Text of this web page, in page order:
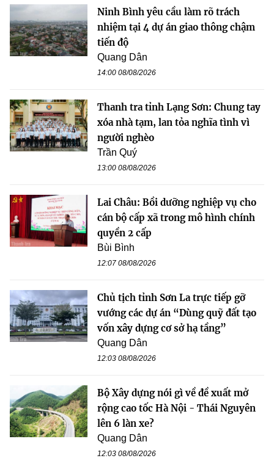
Ninh Bình yêu cầu làm rõ trách
nhiệm tại 4 dự án giao thông chậm
tiến độ
Quang Dân
14:00 08/08/2026
Thanh tra tỉnh Lạng Sơn: Chung tay
xóa nhà tạm, lan tỏa nghĩa tình vì
người nghèo
Trần Quý
13:00 08/08/2026
Lai Châu: Bồi dưỡng nghiệp vụ cho
cán bộ cấp xã trong mô hình chính
quyền 2 cấp
Bùi Bình
12:07 08/08/2026
Chủ tịch tỉnh Sơn La trực tiếp gỡ
vướng các dự án “Dùng quỹ đất tạo
vốn xây dựng cơ sở hạ tầng”
Quang Dân
12:03 08/08/2026
Bộ Xây dựng nói gì về đề xuất mở
rộng cao tốc Hà Nội - Thái Nguyên
lên 6 làn xe?
Quang Dân
12:03 08/08/2026